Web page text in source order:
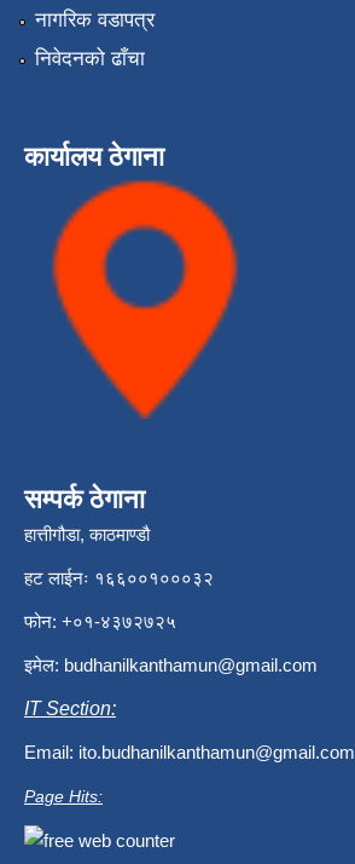
नागरिक वडापत्र
निवेदनको ढाँचा
कार्यालय ठेगाना
सम्पर्क ठेगाना
हात्तीगौडा, काठमाण्डौ
हट लाईनः १६६००१०००३२
फोन: +०१-४३७२७२५
इमेल: budhanilkanthamun@gmail.com
IT Section:
Email: ito.budhanilkanthamun@gmail.com
Page Hits: